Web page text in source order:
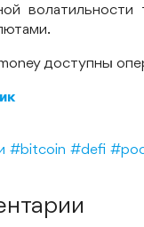
доступны
#bitcoin #defi